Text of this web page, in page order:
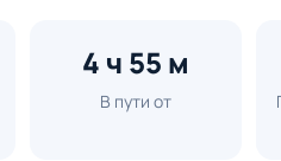
4 ч 55 м
В пути от